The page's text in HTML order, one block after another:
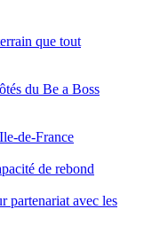
que tout
du Be a Boss
de-France
de rebond
partenariat avec les